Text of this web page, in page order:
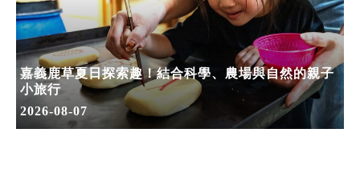
嘉義鹿草夏日探索趣！結合科學、農場與自然的親子
小旅行
2026-08-07